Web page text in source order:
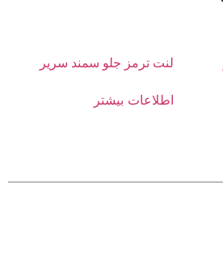
لنت ترمز جلو سمند سریر
اطلاعات بیشتر